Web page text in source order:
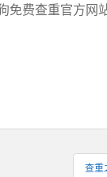
免费查重官方网
查重